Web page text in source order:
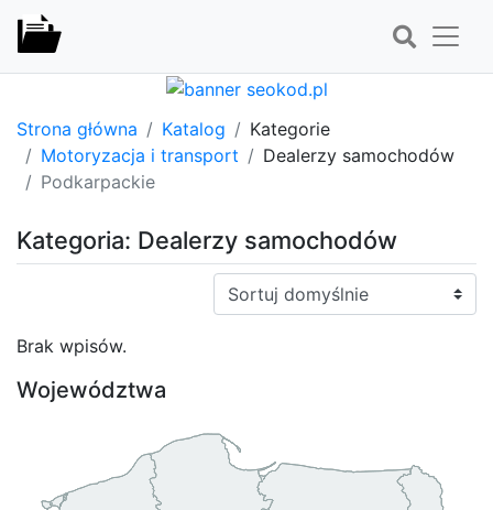
Strona główna Katalog
Kategorie
Motoryzacja i transport
Dealerzy samochodów
Podkarpackie
Kategoria: Dealerzy samochodów
Sortuj:
Brak wpisów.
Województwa